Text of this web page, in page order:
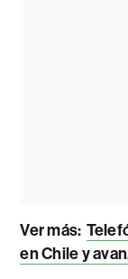
Ver más:
en Chile y